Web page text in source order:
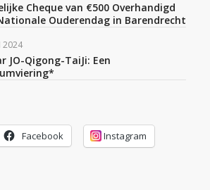
Cheque van €500 Overhandigd
Ouderendag in Barendrecht
2024
JO-Qigong-TaiJi: Een
Facebook Instagram